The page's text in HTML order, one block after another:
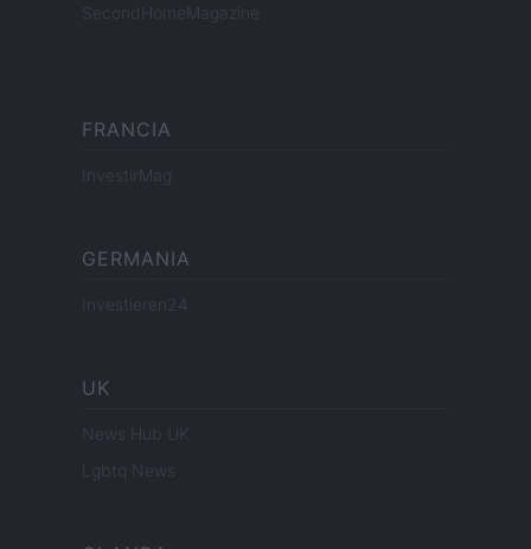
SecondHomeMagazine
FRANCIA
InvestirMag
GERMANIA
Investieren24
UK
News Hub UK
Lgbtq News